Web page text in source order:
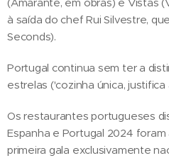
à saída do chef Rui Silvestre,
Seconds).
Portugal continua sem ter a
estrelas ('cozinha única, justifica
Os restaurantes portugueses
Espanha e Portugal 2024
primeira gala exclusivamente